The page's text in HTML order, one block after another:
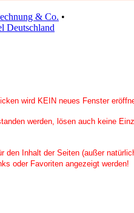
& Co. •
Deutschland
wird KEIN neues Fenster
werden, lösen auch keine
den Inhalt der Seiten (außer
oder Favoriten angezeigt werden!